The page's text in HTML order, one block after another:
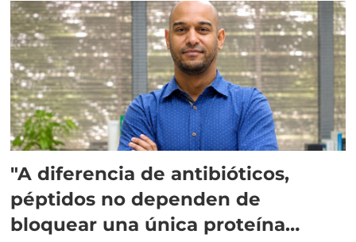
"A diferencia de antibióticos,
péptidos no dependen de
bloquear una única proteína